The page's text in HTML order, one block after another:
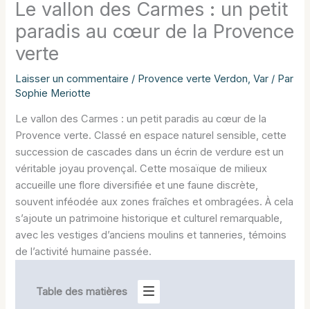
Le vallon des Carmes : un petit
paradis au cœur de la Provence
verte
Laisser un commentaire / Provence verte Verdon,Var / Par
Sophie Meriotte
Le vallon des Carmes : un petit paradis au cœur de la
Provence verte. Classé en espace naturel sensible, cette
succession de cascades dans un écrin de verdure est un
véritable joyau provençal. Cette mosaïque de milieux
accueille une flore diversifiée et une faune discrète,
souvent inféodée aux zones fraîches et ombragées. À cela
s’ajoute un patrimoine historique et culturel remarquable,
avec les vestiges d’anciens moulins et tanneries, témoins
de l’activité humaine passée.
Table des matières